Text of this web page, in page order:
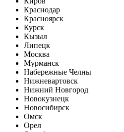
Краснодар
Красноярск
Курск
Кызыл
Липецк
Москва
Мурманск
Набережные Челны
Нижневартовск
Нижний Новгород
Новокузнецк
Новосибирск
Омск
Орел